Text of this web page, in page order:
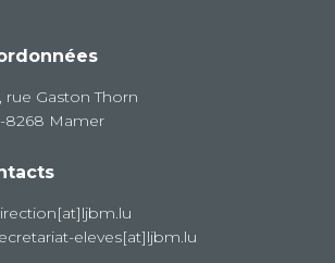
rue Gaston Thorn
8268 Mamer
eleves[at]ljbm.lu